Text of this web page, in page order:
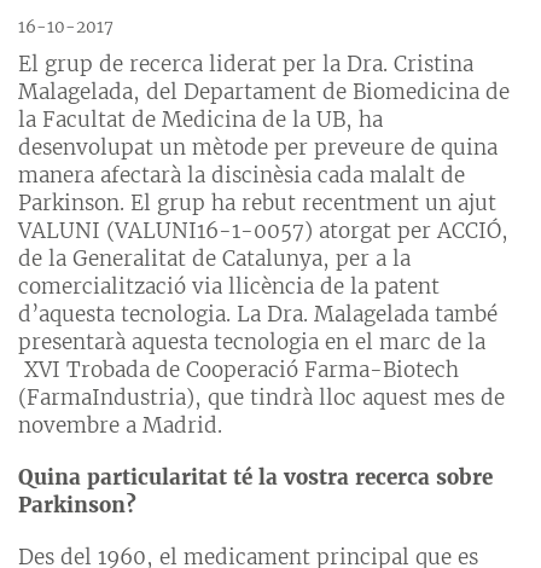
16-10-2017
El grup de recerca liderat per la Dra. Cristina
Malagelada, del Departament de Biomedicina de
la Facultat de Medicina de la UB, ha
desenvolupat un mètode per preveure de quina
manera afectarà la discinèsia cada malalt de
Parkinson. El grup ha rebut recentment un ajut
VALUNI (VALUNI16-1-0057) atorgat per ACCIÓ,
de la Generalitat de Catalunya, per a la
comercialització via llicència de la patent
d’aquesta tecnologia. La Dra. Malagelada també
presentarà aquesta tecnologia en el marc de la
XVI Trobada de Cooperació Farma-Biotech
(FarmaIndustria), que tindrà lloc aquest mes de
novembre a Madrid.
Quina particularitat té la vostra recerca sobre
Parkinson?
Des del 1960, el medicament principal que es